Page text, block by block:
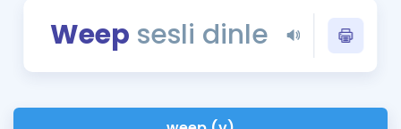
Rehberlik Aracı
Weep sesli dinle